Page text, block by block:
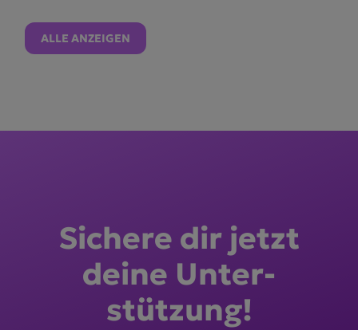
ALLE ANZEIGEN
Sichere dir jetzt
deine Unter­
stützung!